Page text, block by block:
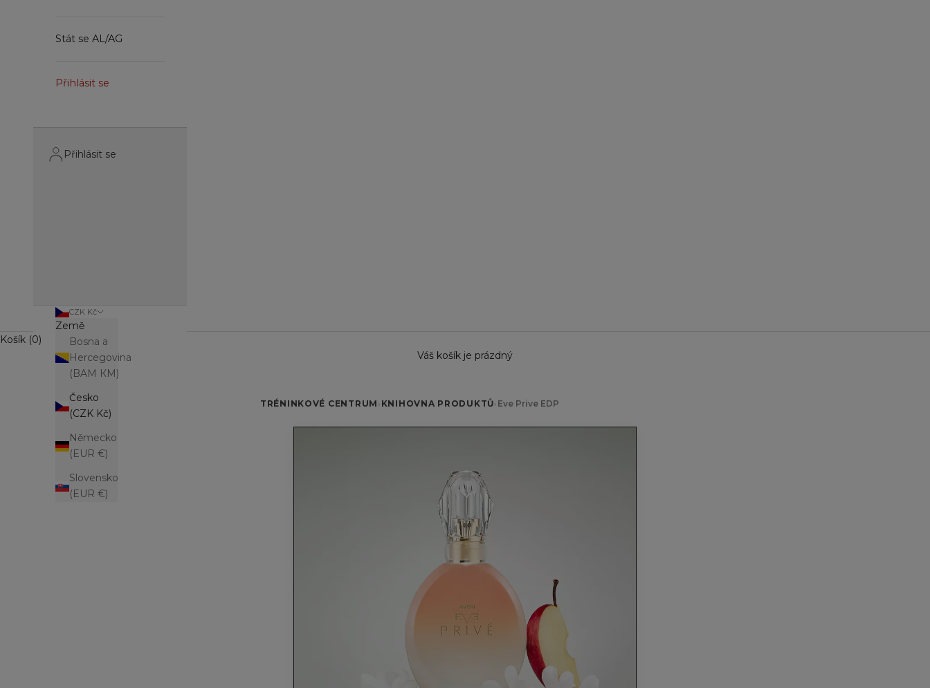
Stát se AL/AG
Přihlásit se
Přihlásit se
CZK Kč
Země
Bosna a
Hercegovina
(BAM КМ)
Česko
(CZK Kč)
Německo
(EUR €)
Slovensko
(EUR €)
Košík (0)
Váš košík je prázdný
TRÉNINKOVÉ CENTRUM › KNIHOVNA PRODUKTŮ› Eve Prive EDP